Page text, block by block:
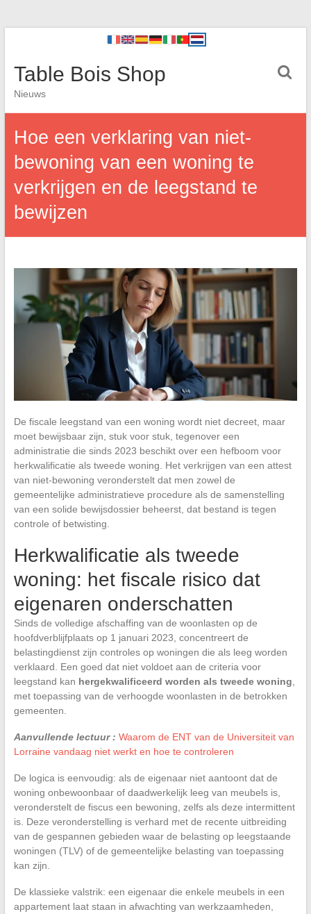
Table Bois Shop
Nieuws
Hoe een verklaring van niet-
bewoning van een woning te
verkrijgen en de leegstand te
bewijzen
De fiscale leegstand van een woning wordt niet decreet, maar
moet bewijsbaar zijn, stuk voor stuk, tegenover een
administratie die sinds 2023 beschikt over een hefboom voor
herkwalificatie als tweede woning. Het verkrijgen van een attest
van niet-bewoning veronderstelt dat men zowel de
gemeentelijke administratieve procedure als de samenstelling
van een solide bewijsdossier beheerst, dat bestand is tegen
controle of betwisting.
Herkwalificatie als tweede
woning: het fiscale risico dat
eigenaren onderschatten
Sinds de volledige afschaffing van de woonlasten op de
hoofdverblijfplaats op 1 januari 2023, concentreert de
belastingdienst zijn controles op woningen die als leeg worden
verklaard. Een goed dat niet voldoet aan de criteria voor
leegstand kan hergekwalificeerd worden als tweede woning
met toepassing van de verhoogde woonlasten in de betrokken
gemeenten.
Aanvullende lectuur : Waarom de ENT van de Universiteit van
Lorraine vandaag niet werkt en hoe te controleren
De logica is eenvoudig: als de eigenaar niet aantoont dat de
woning onbewoonbaar of daadwerkelijk leeg van meubels is,
veronderstelt de fiscus een bewoning, zelfs als deze intermittent
is. Deze veronderstelling is verhard met de recente uitbreiding
van de gespannen gebieden waar de belasting op leegstaande
woningen (TLV) of de gemeentelijke belasting van toepassing
kan zijn.
De klassieke valstrik: een eigenaar die enkele meubels in een
appartement laat staan in afwachting van werkzaamheden,